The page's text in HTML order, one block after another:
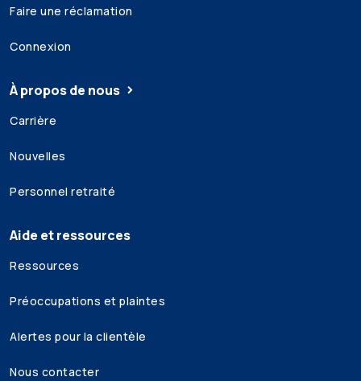
Faire une réclamation
Connexion
À propos de nous
Carrière
Nouvelles
Personnel retraité
Aide et ressources
Ressources
Préoccupations et plaintes
Alertes pour la clientèle
Nous contacter